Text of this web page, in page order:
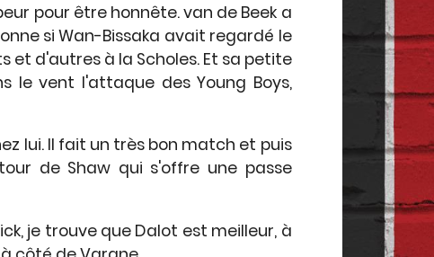
pour être honnête. van de Beek a
si Wan-Bissaka avait regardé le
et d'autres à la Scholes. Et sa petite
le vent l'attaque des Young Boys,
lui. Il fait un très bon match et puis
de Shaw qui s'offre une passe
je trouve que Dalot est meilleur, à